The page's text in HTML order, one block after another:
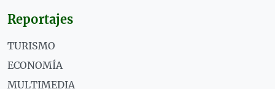
Reportajes
TURISMO
ECONOMÍA
MULTIMEDIA